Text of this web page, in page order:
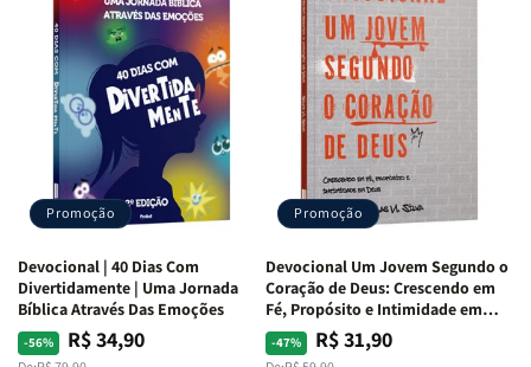
Guerra
Isabelle
S.
Alves
Guerra
|
Isabelle
S.
Alves
Mulheres
da
Bíblia
Equipe
Teológica
Penkal
Mulheres
da
Bíblia
|
Equipe
Teológica
Penkal
Promoção
Devocional | 40 Dias Com
Divertidamente | Uma Jornada
Bíblica Através Das Emoções
-56%
Preço
PreçoR$ 34,90
Promoção
Devocional Um Jovem Segundo o
Coração de Deus: Crescendo em
Fé, Propósito e Intimidade em
Deus
-47%
Preço
PreçoR$ 31,90